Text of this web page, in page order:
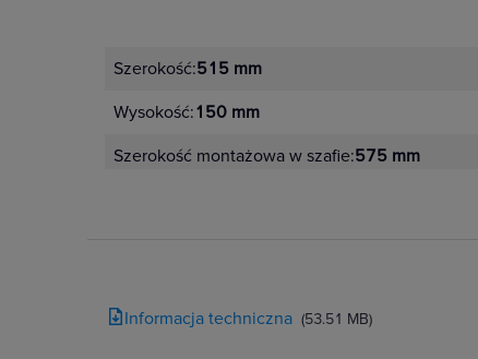
Szerokość:515 mm
Wysokość:150 mm
Szerokość montażowa w szafie:575 mm
Informacja techniczna (53.51 MB)